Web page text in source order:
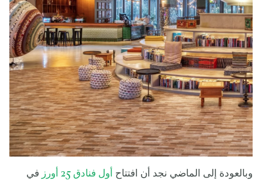
وبالعودة إلى الماضي نجد أن افتتاح أول فنادق 25 أورز
في